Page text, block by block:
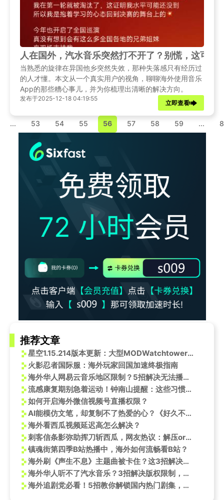
人在国外，汽水音乐突然打不开了？别慌，这可能
当熟悉的旋律在异国他乡突然失效，那种失落感只有经历过
的人才懂。本文从一个真实用户的视角，聊聊海外使用音乐
App的那些糟心事儿，并为你梳理出清晰的解决方向。
发布于2025-12-18 04:19:55
立即查看
... 53 54 55 56 57 58 59 ...
推荐文章
星空1.15.214版本更新：大型MODWatchtower5月20日震撼来袭
火影忍者国际服：海外玩家回国加速终极指南
海外华人网易云音乐地区限制？5招解决无法播放、歌词不同步问题！
流感康复期别急着运动！钟南山提醒：这些习惯反而拖慢恢复速度
如何开启海外微信视频号直播权限？
AI能模仿文笔，却复制不了热爱的心？《好久不见》邀你品味AI时代的人间烟火
海外看西瓜视频延迟高怎么解决？
刺客信条影弥助挥刀斩西瓜，网友热议：解压or犯罪？
镇魂街第四季B站热播中，海外如何流畅看B站？
海外刷《声生不息》主题曲被卡住？这3招解决汽水音乐打不开的尴尬
海外华人听不了汽水音乐？3招解决版权限制，轻松解锁依加2025巡演
海外追剧党必看！5招教你解锁国内热门剧集，告别地区限制烦恼